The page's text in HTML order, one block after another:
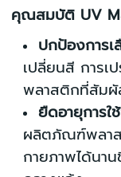
คุณสมบัติ UV
ปกป้องการ
เปลี่ยนสี การเ
พลาสติกที่สัมผั
ยืดอายุการ
ผลิตภัณฑ์พลา
กายภาพได้นา